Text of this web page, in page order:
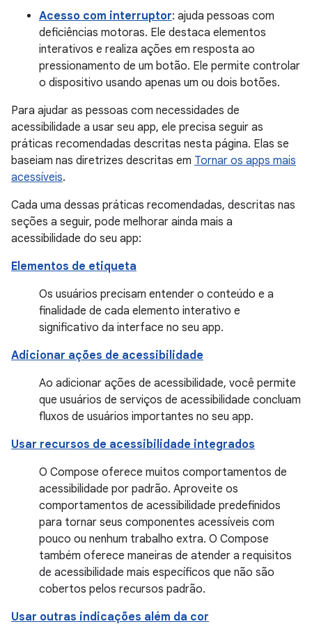
Acesso com interruptor: ajuda pessoas com
deficiências motoras. Ele destaca elementos
interativos e realiza ações em resposta ao
pressionamento de um botão. Ele permite controlar
o dispositivo usando apenas um ou dois botões.
Para ajudar as pessoas com necessidades de
acessibilidade a usar seu app, ele precisa seguir as
práticas recomendadas descritas nesta página. Elas se
baseiam nas diretrizes descritas em Tornar os apps mais
acessíveis.
Cada uma dessas práticas recomendadas, descritas nas
seções a seguir, pode melhorar ainda mais a
acessibilidade do seu app:
Elementos de etiqueta
Os usuários precisam entender o conteúdo e a
finalidade de cada elemento interativo e
significativo da interface no seu app.
Adicionar ações de acessibilidade
Ao adicionar ações de acessibilidade, você permite
que usuários de serviços de acessibilidade concluam
fluxos de usuários importantes no seu app.
Usar recursos de acessibilidade integrados
O Compose oferece muitos comportamentos de
acessibilidade por padrão. Aproveite os
comportamentos de acessibilidade predefinidos
para tornar seus componentes acessíveis com
pouco ou nenhum trabalho extra. O Compose
também oferece maneiras de atender a requisitos
de acessibilidade mais específicos que não são
cobertos pelos recursos padrão.
Usar outras indicações além da cor